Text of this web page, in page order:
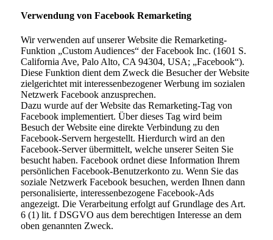
Verwendung von Facebook Remarketing
Wir verwenden auf unserer Website die Remarketing-
Funktion „Custom Audiences“ der Facebook Inc. (1601 S.
California Ave, Palo Alto, CA 94304, USA; „Facebook“).
Diese Funktion dient dem Zweck die Besucher der Website
zielgerichtet mit interessenbezogener Werbung im sozialen
Netzwerk Facebook anzusprechen.
Dazu wurde auf der Website das Remarketing-Tag von
Facebook implementiert. Über dieses Tag wird beim
Besuch der Website eine direkte Verbindung zu den
Facebook-Servern hergestellt. Hierdurch wird an den
Facebook-Server übermittelt, welche unserer Seiten Sie
besucht haben. Facebook ordnet diese Information Ihrem
persönlichen Facebook-Benutzerkonto zu. Wenn Sie das
soziale Netzwerk Facebook besuchen, werden Ihnen dann
personalisierte, interessenbezogene Facebook-Ads
angezeigt. Die Verarbeitung erfolgt auf Grundlage des Art.
6 (1) lit. f DSGVO aus dem berechtigen Interesse an dem
oben genannten Zweck.